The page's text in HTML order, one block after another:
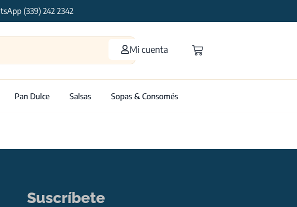
(339) 242 2342
Mi cuenta
Pan Dulce Salsas Sopas & Consomés
Suscríbete